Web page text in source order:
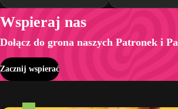
Wspieraj nas
Dołącz do grona naszych Patronek i
Zacznij wspierać